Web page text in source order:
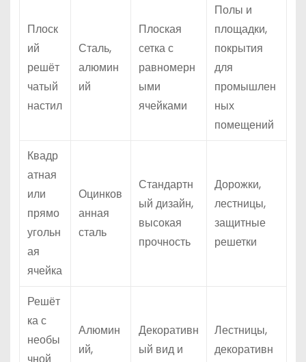
Плоск
ий
решёт
чатый
настил
Сталь,
алюмин
ий
Плоская
сетка с
равномерн
ыми
ячейками
Полы и
площадки,
покрытия
для
промышлен
ных
помещений
Квадр
атная
или
прямо
угольн
ая
ячейка
Оцинков
анная
сталь
Стандартн
ый дизайн,
высокая
прочность
Дорожки,
лестницы,
защитные
решетки
Решёт
ка с
необы
чной
Алюмин
ий,
Декоративн
ый вид и
Лестницы,
декоративн